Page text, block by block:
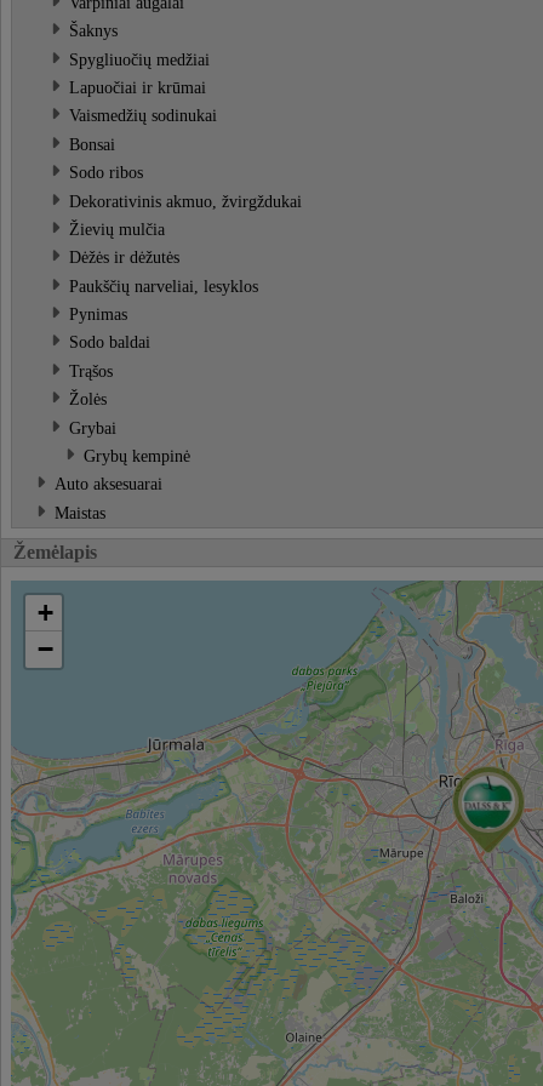
Šaknys
Spygliuočių medžiai
Lapuočiai ir krūmai
Vaismedžių sodinukai
Bonsai
Sodo ribos
Dekorativinis akmuo, žvirgždukai
Žievių mulčia
Dėžės ir dėžutės
Paukščių narveliai, lesyklos
Pynimas
Sodo baldai
Trąšos
Žolės
Grybai
Grybų kempinė
Auto aksesuarai
Maistas
Žemėlapis
+
−